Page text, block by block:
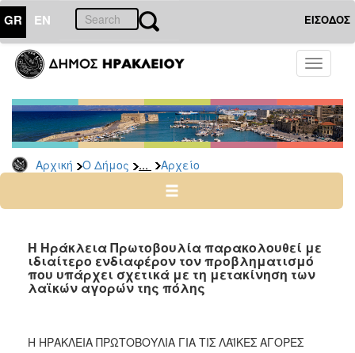
GR EN ΕΙΣΟΔΟΣ
Toggle
Αρχική Ο Δήμος ... Αρχείο
ΔΗΜΟΣ
Δημοτικές
Παρατάξεις
Αρχείο
ΠΟΛΙΤΙΣΜΟΣ
Η Ηράκλεια Πρωτοβουλία παρακολουθεί με
ιδιαίτερο ενδιαφέρον τον προβληματισμό
που υπάρχει σχετικά με τη μετακίνηση των
λαϊκών αγορών της πόλης
Η ΗΡΑΚΛΕΙΑ ΠΡΩΤΟΒΟΥΛΙΑ ΓΙΑ ΤΙΣ ΛΑΪΚΕΣ ΑΓΟΡΕΣ